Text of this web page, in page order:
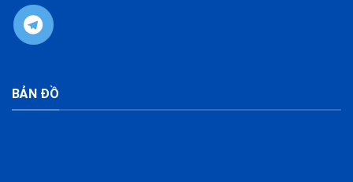
BẢN ĐỒ